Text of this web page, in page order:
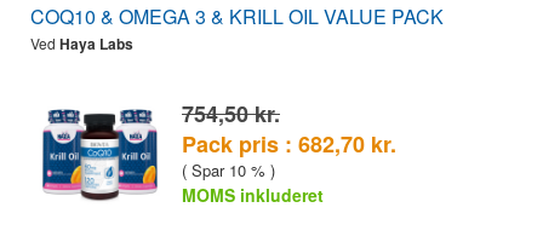
COQ10 & OMEGA 3 & KRILL OIL VALUE PACK
Ved Haya Labs
754,50 kr.
Pack pris : 682,70 kr.
( Spar 10 % )
MOMS inkluderet